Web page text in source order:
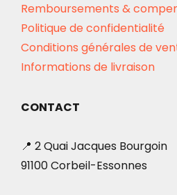
Remboursements &
Politique de confidentialité
Conditions générales de
Informations de livraison
CONTACT
📍 2 Quai Jacques Bourgoin
91100 Corbeil-Essonnes